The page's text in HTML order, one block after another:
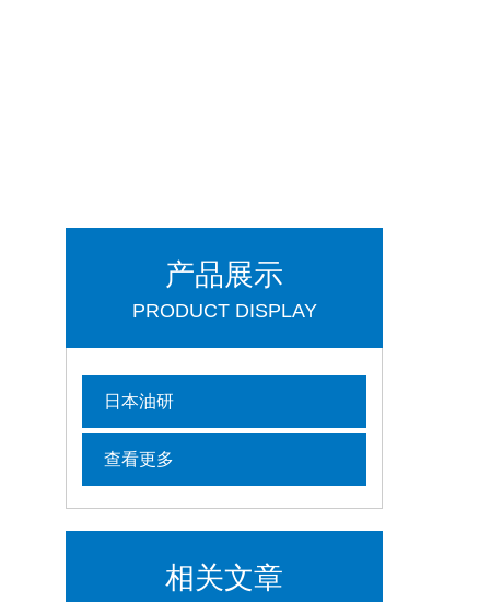
产品展示
PRODUCT DISPLAY
日本油研
查看更多
相关文章